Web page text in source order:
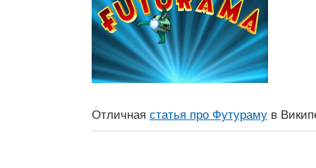
Отличная статья про Футураму в